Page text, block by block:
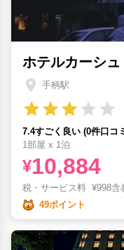
ホテルカーシ
手柄駅
7.4すごく良い (0件口コ
1部屋 x 1泊
¥10,884
税・サービス料 ¥998含
49ポイント